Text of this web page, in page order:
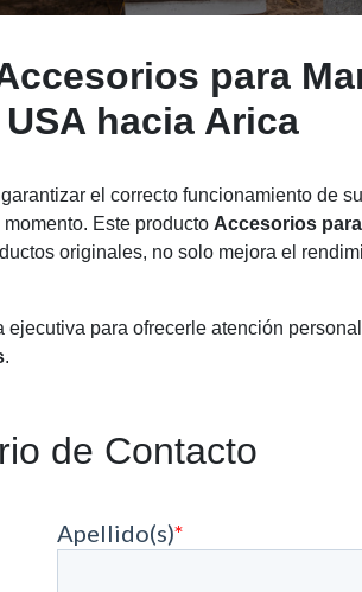
para
hacia Arica
el correcto funcionamiento de
Este producto Accesorios
originales, no solo mejora el
ejecutiva para ofrecerle atención
.
de Contacto